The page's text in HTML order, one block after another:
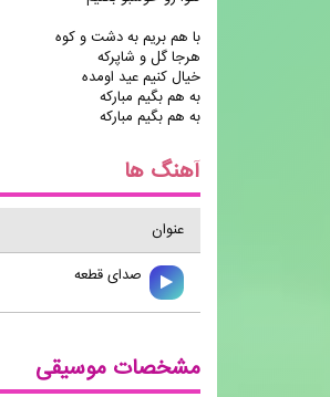
با هم بریم به دشت و کوه
هرجا گل و شاپرکه
خیال کنیم عید اومده
به هم بگیم مبارکه
به هم بگیم مبارکه
آهنگ ها
عنوان
صدای قطعه
مشخصات موسیقی